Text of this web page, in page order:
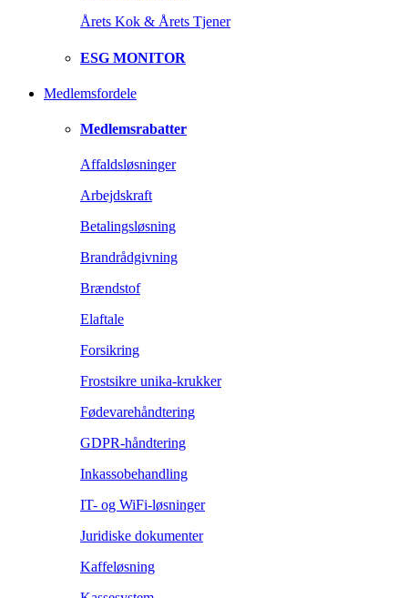
Årets Kok & Årets Tjener
ESG MONITOR
Medlemsfordele
Medlemsrabatter
Affaldsløsninger
Arbejdskraft
Betalingsløsning
Brandrådgivning
Brændstof
Elaftale
Forsikring
Frostsikre unika-krukker
Fødevarehåndtering
GDPR-håndtering
Inkassobehandling
IT- og WiFi-løsninger
Juridiske dokumenter
Kaffeløsning